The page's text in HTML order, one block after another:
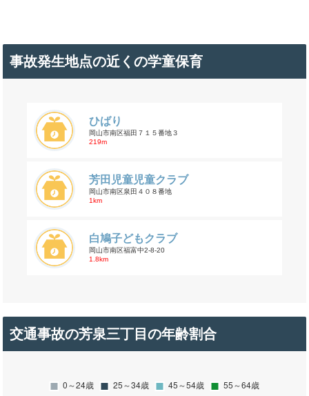
事故発生地点の近くの学童保育
ひばり
岡山市南区福田７１５番地３
219m
芳田児童児童クラブ
岡山市南区泉田４０８番地
1km
白鳩子どもクラブ
岡山市南区福富中2-8-20
1.8km
交通事故の芳泉三丁目の年齢割合